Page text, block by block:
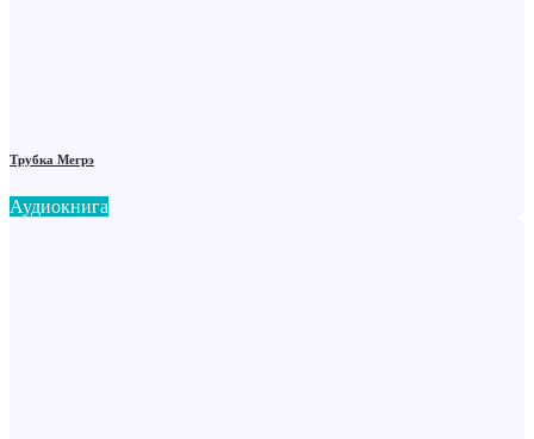
Трубка Мегрэ
Аудиокнига